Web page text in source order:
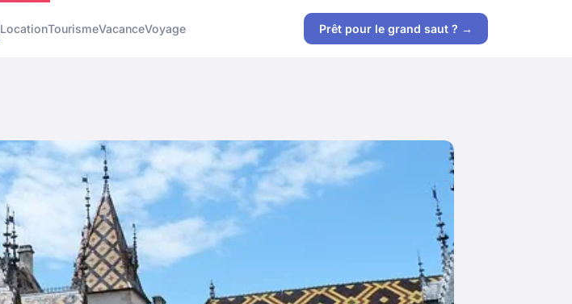
LocationTourismeVacanceVoyage Prêt pour le grand saut ? →